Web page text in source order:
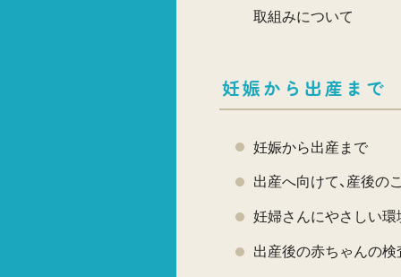
取組みについて
妊娠から出産まで
妊娠から出産まで
出産へ向けて、産後の
妊婦さんにやさしい環
出産後の赤ちゃんの検